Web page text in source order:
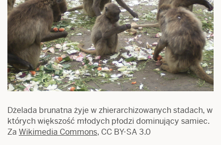
Dżelada brunatna żyje w zhierarchizowanych stadach, w
których większość młodych płodzi dominujący samiec.
Za Wikimedia Commons, CC BY-SA 3.0